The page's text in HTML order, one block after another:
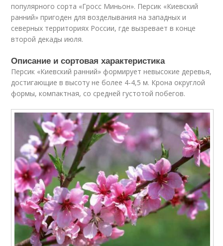
популярного сорта «Гросс Миньон». Персик «Киевский
ранний» пригоден для возделывания на западных и
северных территориях России, где вызревает в конце
второй декады июля.
Описание и сортовая характеристика
Персик «Киевский ранний» формирует невысокие деревья,
достигающие в высоту не более 4-4,5 м. Крона округлой
формы, компактная, со средней густотой побегов.